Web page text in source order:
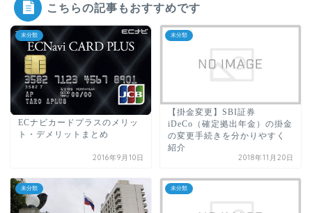
こちらの記事もおすすめです
未分類
ECナビカードプラスのメリッ
ト・デメリットまとめ
2016年9月10日
未分類
【掛金変更】SBI証券
iDeCo（確定拠出年金）の掛金
の変更手続きを分かりやすく
紹介
2018年11月20日
未分類 未分類